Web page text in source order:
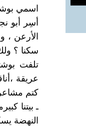
اسمي
أسِر أبو
الأرعن
سكنا ؟
تلفت
عريقة
كتم
ـ بيتنا
النهضة